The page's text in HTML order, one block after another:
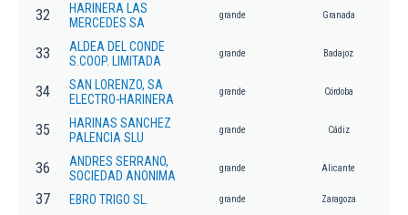
32
HARINERA LAS
MERCEDES SA
grande Granada
33
ALDEA DEL CONDE
S.COOP. LIMITADA
grande Badajoz
34
SAN LORENZO, SA
ELECTRO-HARINERA
grande Córdoba
35
HARINAS SANCHEZ
PALENCIA SLU
grande Cádiz
36
ANDRES SERRANO,
SOCIEDAD ANONIMA
grande Alicante
37 EBRO TRIGO SL. grande Zaragoza